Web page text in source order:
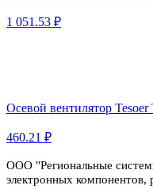
1 051.53 ₽
Осевой вентилятор
460.21 ₽
ООО "Региональные
электронных компонентов,